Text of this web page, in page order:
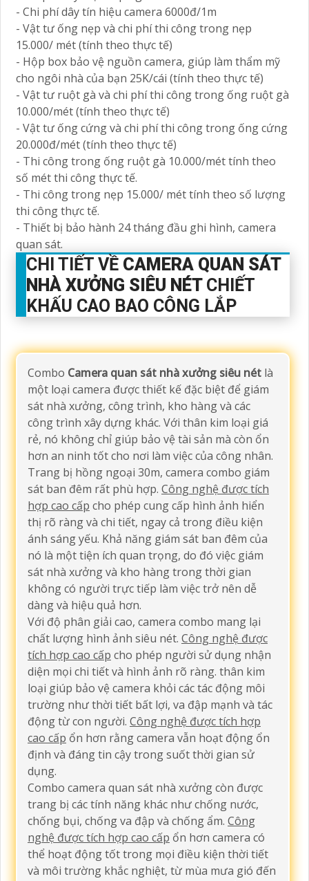
- Chi phí dây tín hiệu camera 6000đ/1m
- Vật tư ống nẹp và chi phí thi công trong nẹp
15.000/ mét (tính theo thực tế)
- Hộp box bảo vệ nguồn camera, giúp làm thẩm mỹ
cho ngôi nhà của bạn 25K/cái (tính theo thực tế)
- Vật tư ruột gà và chi phí thi công trong ống ruột gà
10.000/mét (tính theo thực tế)
- Vật tư ống cứng và chi phí thi công trong ống cứng
20.000đ/mét (tính theo thực tế)
- Thi công trong ống ruột gà 10.000/mét tính theo
số mét thi công thực tế.
- Thi công trong nẹp 15.000/ mét tính theo số lượng
thi công thực tế.
- Thiết bị bảo hành 24 tháng đầu ghi hình, camera
quan sát.
CHI TIẾT VỀ CAMERA QUAN SÁT
NHÀ XƯỞNG SIÊU NÉT CHIẾT
KHẤU CAO BAO CÔNG LẮP
Combo Camera quan sát nhà xưởng siêu nét là
một loại camera được thiết kế đặc biệt để giám
sát nhà xưởng, công trình, kho hàng và các
công trình xây dựng khác. Với thân kim loại giá
rẻ, nó không chỉ giúp bảo vệ tài sản mà còn ổn
hơn an ninh tốt cho nơi làm việc của công nhân.
Trang bị hồng ngoại 30m, camera combo giám
sát ban đêm rất phù hợp. Công nghệ được tích
hợp cao cấp cho phép cung cấp hình ảnh hiển
thị rõ ràng và chi tiết, ngay cả trong điều kiện
ánh sáng yếu. Khả năng giám sát ban đêm của
nó là một tiện ích quan trọng, do đó việc giám
sát nhà xưởng và kho hàng trong thời gian
không có người trực tiếp làm việc trở nên dễ
dàng và hiệu quả hơn.
Với độ phân giải cao, camera combo mang lại
chất lượng hình ảnh siêu nét. Công nghệ được
tích hợp cao cấp cho phép người sử dụng nhận
diện mọi chi tiết và hình ảnh rõ ràng. thân kim
loại giúp bảo vệ camera khỏi các tác động môi
trường như thời tiết bất lợi, va đập mạnh và tác
động từ con người. Công nghệ được tích hợp
cao cấp ổn hơn rằng camera vẫn hoạt động ổn
định và đáng tin cậy trong suốt thời gian sử
dụng.
Combo camera quan sát nhà xưởng còn được
trang bị các tính năng khác như chống nước,
chống bụi, chống va đập và chống ẩm. Công
nghệ được tích hợp cao cấp ổn hơn camera có
thể hoạt động tốt trong mọi điều kiện thời tiết
và môi trường khắc nghiệt, từ mùa mưa gió đến